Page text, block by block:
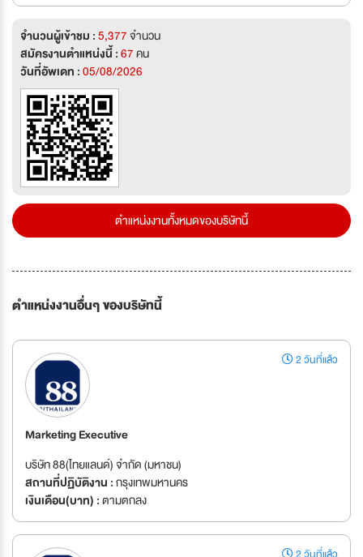
จำนวนผู้เข้าชม :5,377จำนวน
สมัครงานตำแหน่งนี้ :67คน
วันที่อัพเดท :05/08/2026
ตำแหน่งงานทั้งหมดของบริษัทนี้
ตำแหน่งงานอื่นๆ ของบริษัทนี้
2 วันที่แล้ว
Marketing Executive
บริษัท 88(ไทยแลนด์) จำกัด (มหาชน)
สถานที่ปฏิบัติงาน :กรุงเทพมหานคร
เงินเดือน(บาท) :ตามตกลง